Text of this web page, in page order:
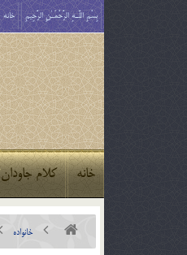
بِسْمِ اللَّـهِ الرَّحْمَـٰنِ الرَّحِيمِ خانه
خانه کلام جاودان
خانواده